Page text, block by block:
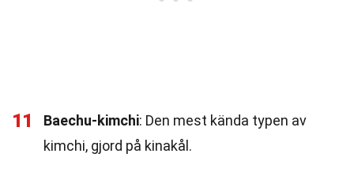
11 Baechu-kimchi: Den mest kända typen av
kimchi, gjord på kinakål.